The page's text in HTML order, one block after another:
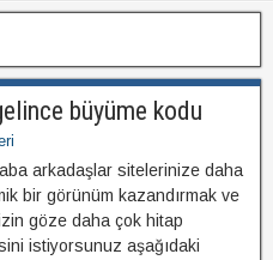
büyüme kodu
arkadaşlar sitelerinize daha
bir görünüm kazandırmak ve
göze daha çok hitap
istiyorsunuz aşağıdaki